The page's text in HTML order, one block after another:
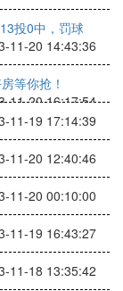
投0中，罚球
11-20 14:43:36
等你抢！
11-20 16:17:54
11-19 17:14:39
11-20 12:40:46
11-20 00:10:00
11-19 16:43:27
11-18 13:35:42